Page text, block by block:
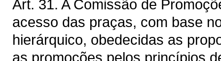
Art. 31. A Comissão de
acesso das praças, com base
hierárquico, obedecidas as
as promoções pelos princípios